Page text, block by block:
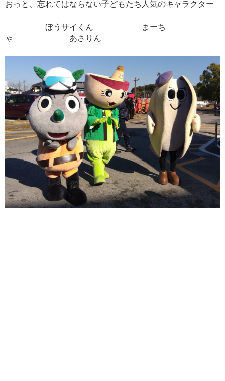
おっと、忘れてはならない子どもたち人気のキャラクター
ぼうサイくん まーち
ゃ あさりん